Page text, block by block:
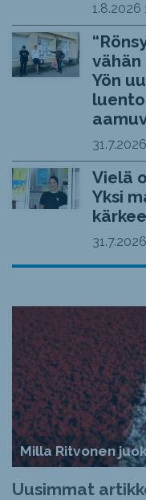
1.8.2026
vähän
Yön
31.7.2026
Vielä
Yksi
31.7.2026
Milla Ritvonen
Uusimmat